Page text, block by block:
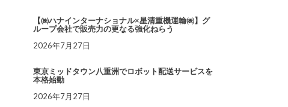
【㈱ハナインターナショナル×星清重機運輸㈱】グ
ループ会社で販売力の更なる強化ねらう
2026年7月27日
東京ミッドタウン八重洲でロボット配送サービスを
本格始動
2026年7月27日